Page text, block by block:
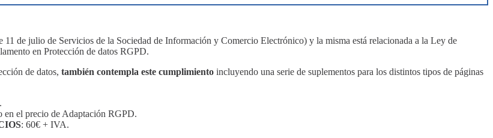
de julio de Servicios de la Sociedad de Información y Comercio Electrónico) y la misma está relacionada a la Ley de
en Protección de datos RGPD.
de datos, también contempla este cumplimiento incluyendo una serie de suplementos para los distintos tipos de páginas
en el precio de Adaptación RGPD.
: 60€ + IVA.